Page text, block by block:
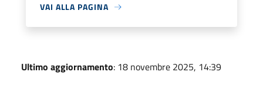
VAI ALLA PAGINA
Ultimo aggiornamento: 18 novembre 2025, 14:39